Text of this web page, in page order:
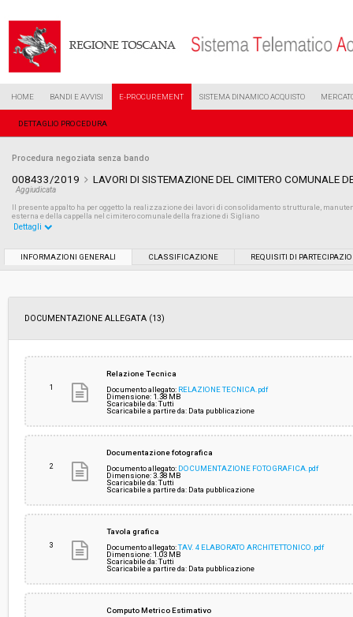
HOME BANDI E AVVISI E-PROCUREMENT SISTEMA DINAMICO ACQUISTO
DETTAGLIO PROCEDURA
Procedura negoziata senza bando
008433/2019 LAVORI DI SISTEMAZIONE DEL CIMITERO COMUNALE
Aggiudicata
Il presente appalto ha per oggetto la realizzazione dei lavori di consolidamento strutturale,
esterna e della cappella nel cimitero comunale della frazione di Sigliano
Data pubblicazione:
Svolgimento:
Responsabile attuale:
COMUNE DI PIEVE SANTO STEFANO - UFFICIO
URBANISTICA
Dettagli
INFORMAZIONI GENERALI CLASSIFICAZIONE REQUISITI DI
DOCUMENTAZIONE ALLEGATA (13)
1
Relazione Tecnica
Documento allegato: RELAZIONE TECNICA.pdf
Dimensione: 1.38 MB
Scaricabile da: Tutti
Scaricabile a partire da: Data pubblicazione
2
Documentazione fotografica
Documento allegato: DOCUMENTAZIONE FOTOGRAFICA.pdf
Dimensione: 3.38 MB
Scaricabile da: Tutti
Scaricabile a partire da: Data pubblicazione
3
Tavola grafica
Documento allegato:TAV. 4 ELABORATO ARCHITETTONICO.pdf
Dimensione: 1.03 MB
Scaricabile da: Tutti
Scaricabile a partire da: Data pubblicazione
Computo Metrico Estimativo